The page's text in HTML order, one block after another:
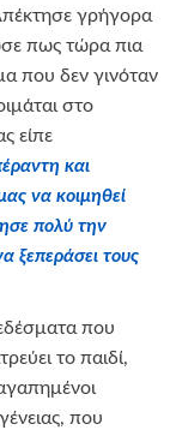
γρήγορα
πως τώρα πια
που δεν γινόταν
στο
είπε
και
να κοιμηθεί
πολύ την
ξεπεράσει τους
που
το παιδί,
που